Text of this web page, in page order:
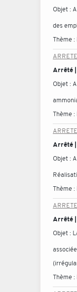
Objet :
des
Thème :
Arrêté
Objet :
Thème :
Arrêté
Objet :
Thème :
Arrêté
Objet :
Thème :